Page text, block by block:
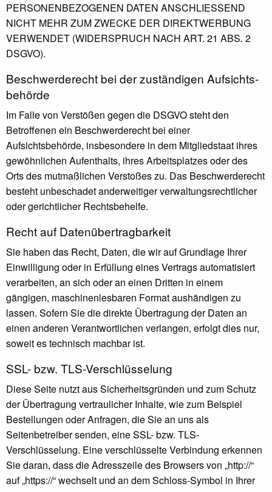
PERSONENBEZOGENEN DATEN ANSCHLIESSEND
NICHT MEHR ZUM ZWECKE DER DIREKTWERBUNG
VERWENDET (WIDERSPRUCH NACH ART. 21 ABS. 2
DSGVO).
Beschwerde­recht bei der zuständigen Aufsichts­
behörde
Im Falle von Verstößen gegen die DSGVO steht den
Betroffenen ein Beschwerderecht bei einer
Aufsichtsbehörde, insbesondere in dem Mitgliedstaat ihres
gewöhnlichen Aufenthalts, ihres Arbeitsplatzes oder des
Orts des mutmaßlichen Verstoßes zu. Das Beschwerderecht
besteht unbeschadet anderweitiger verwaltungsrechtlicher
oder gerichtlicher Rechtsbehelfe.
Recht auf Daten­übertrag­barkeit
Sie haben das Recht, Daten, die wir auf Grundlage Ihrer
Einwilligung oder in Erfüllung eines Vertrags automatisiert
verarbeiten, an sich oder an einen Dritten in einem
gängigen, maschinenlesbaren Format aushändigen zu
lassen. Sofern Sie die direkte Übertragung der Daten an
einen anderen Verantwortlichen verlangen, erfolgt dies nur,
soweit es technisch machbar ist.
SSL- bzw. TLS-Verschlüsselung
Diese Seite nutzt aus Sicherheitsgründen und zum Schutz
der Übertragung vertraulicher Inhalte, wie zum Beispiel
Bestellungen oder Anfragen, die Sie an uns als
Seitenbetreiber senden, eine SSL- bzw. TLS-
Verschlüsselung. Eine verschlüsselte Verbindung erkennen
Sie daran, dass die Adresszeile des Browsers von „http://“
auf „https://“ wechselt und an dem Schloss-Symbol in Ihrer